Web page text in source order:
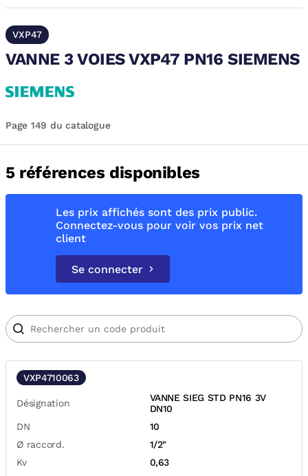
VXP47
VANNE 3 VOIES VXP47 PN16 SIEMENS
Page 149 du catalogue
5 références disponibles
Les prix affichés sont des prix public.
Connectez-vous pour voir vos prix net
client
Se connecter
VXP4710063
Désignation
VANNE SIEG STD PN16 3V
DN10
DN
10
Ø raccord.
1/2"
Kv
0,63